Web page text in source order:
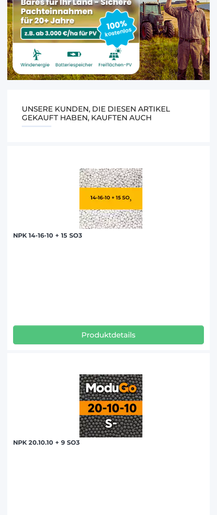
UNSERE KUNDEN, DIE DIESEN ARTIKEL
GEKAUFT HABEN, KAUFTEN AUCH
NPK 14-16-10 + 15 SO3
Produktdetails
NPK 20.10.10 + 9 SO3